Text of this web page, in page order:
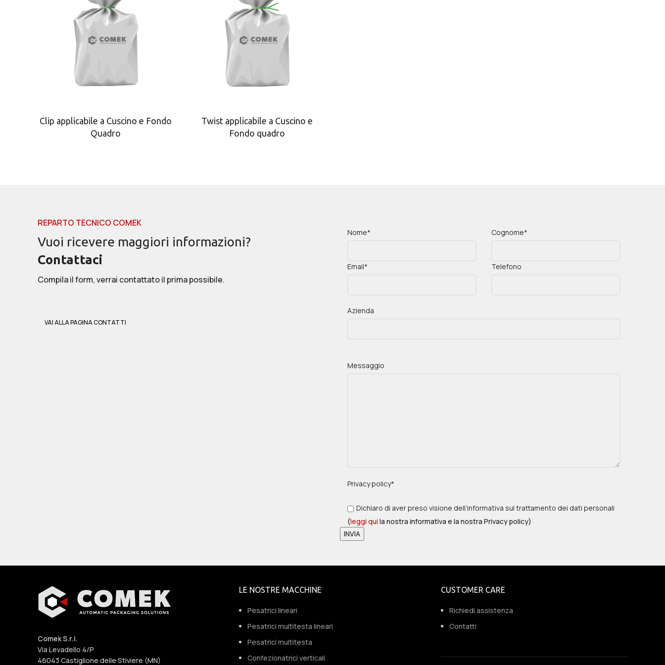
Clip applicabile a Cuscino e Fondo
Quadro
Twist applicabile a Cuscino e
Fondo quadro
REPARTO TECNICO COMEK
Vuoi ricevere maggiori informazioni?
Contattaci
Compila il form, verrai contattato il prima possibile.
VAI ALLA PAGINA CONTATTI
Nome* Cognome*
Email* Telefono
Azienda
Messaggio
Privacy policy*
Dichiaro di aver preso visione dell’informativa sul trattamento dei dati personali
(leggi qui la nostra informativa e la nostra Privacy policy)
Comek S.r.l.
Via Levadello 4/P
46043 Castiglione delle Stiviere (MN)
LE NOSTRE MACCHINE
Pesatrici lineari
Pesatrici multitesta lineari
Pesatrici multitesta
Confezionatrici verticali
CUSTOMER CARE
Richiedi assistenza
Contatti